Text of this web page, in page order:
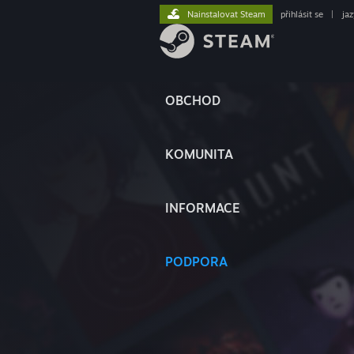
OBCHOD
KOMUNITA
INFORMACE
PODPORA
Nainstalovat Steam přihlásit se